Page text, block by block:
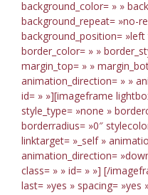
background_color= » »
background_repeat= »no-
background_position=
border_color= » »
margin_top= » »
animation_direction= » »
id= » »][imageframe
style_type= »none »
borderradius= »0″
linktarget= »_self »
animation_direction=
class= » » id= » »] [/
last= »yes » spacing= »yes